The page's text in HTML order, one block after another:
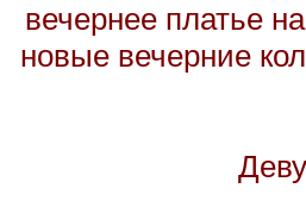
вечернее платье
новые вечерние